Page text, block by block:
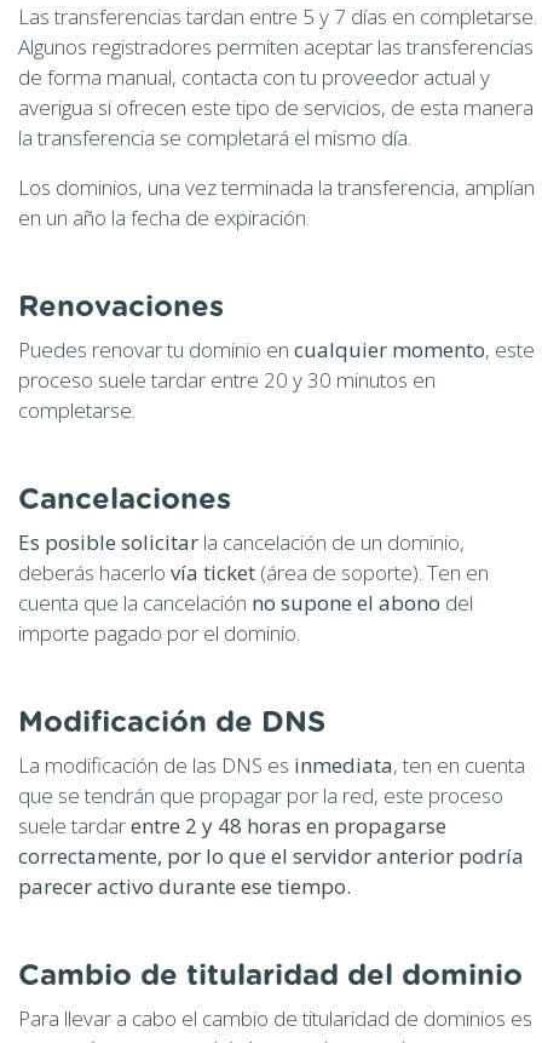
Las transferencias tardan entre 5 y 7 días en completarse.
Algunos registradores permiten aceptar las transferencias
de forma manual, contacta con tu proveedor actual y
averigua si ofrecen este tipo de servicios, de esta manera
la transferencia se completará el mismo día.
Los dominios, una vez terminada la transferencia, amplían
en un año la fecha de expiración.
Renovaciones
Puedes renovar tu dominio en cualquier momento, este
proceso suele tardar entre 20 y 30 minutos en
completarse.
Cancelaciones
Es posible solicitar la cancelación de un dominio,
deberás hacerlo vía ticket (área de soporte). Ten en
cuenta que la cancelación no supone el abono del
importe pagado por el dominio.
Modificación de DNS
La modificación de las DNS es inmediata, ten en cuenta
que se tendrán que propagar por la red, este proceso
suele tardarentre 2 y 48 horas en propagarse
correctamente, por lo que el servidor anterior podría
parecer activo durante ese tiempo.
Cambio de titularidad del dominio
Para llevar a cabo el cambio de titularidad de dominios es